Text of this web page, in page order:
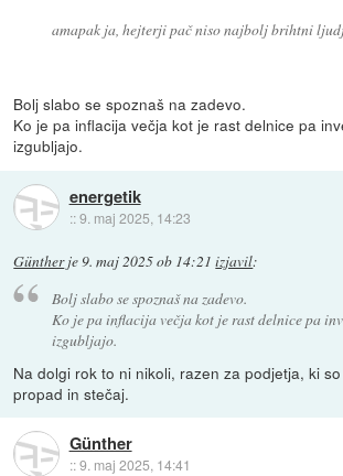
amapak ja, hejterji pač niso najbolj brihtni
Bolj slabo se spoznaš na zadevo.
Ko je pa inflacija večja kot je rast delnice pa
izgubljajo.
energetik
::9. maj 2025, 14:23
Güntherje9. maj 2025 ob 14:21 izjavil:
Bolj slabo se spoznaš na zadevo.
Ko je pa inflacija večja kot je rast delnice pa
izgubljajo.
Na dolgi rok to ni nikoli, razen za podjetja, ki
propad in stečaj.
Günther
::9. maj 2025, 14:41